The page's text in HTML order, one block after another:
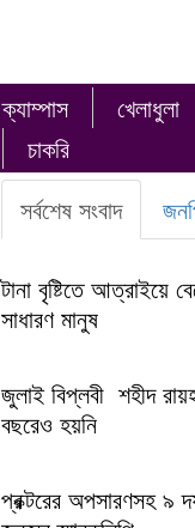
ক্যাম্পাস খেলাধুলা
চাকরি
সর্বশেষ সংবাদ
টানা বৃষ্টিতে আত্রাইয়ে
সাধারণ মানুষ
জুলাই বিপ্লবী শহীদ
বছরেও হয়নি
প্রক্টরের অপসারণসহ ৯